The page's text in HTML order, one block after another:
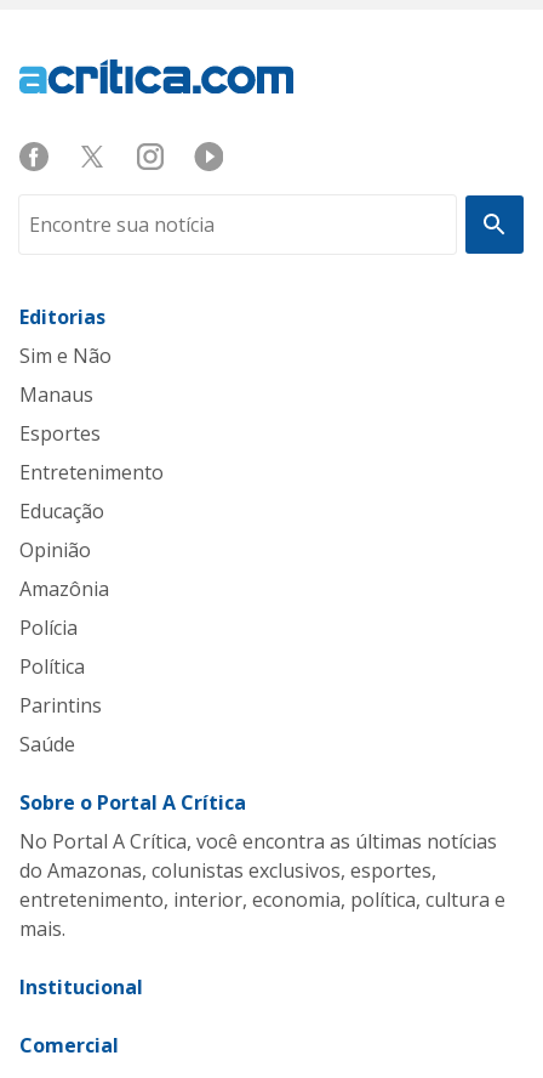
Editorias
Sim e Não
Manaus
Esportes
Entretenimento
Educação
Opinião
Amazônia
Polícia
Política
Parintins
Saúde
Sobre o Portal A Crítica
No Portal A Crítica, você encontra as últimas notícias
do Amazonas, colunistas exclusivos, esportes,
entretenimento, interior, economia, política, cultura e
mais.
Institucional
Comercial